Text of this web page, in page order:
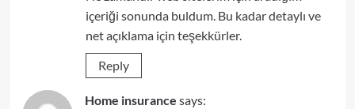
içeriği sonunda buldum. Bu kadar detaylı ve
net açıklama için teşekkürler.
Reply
Home insurance says: